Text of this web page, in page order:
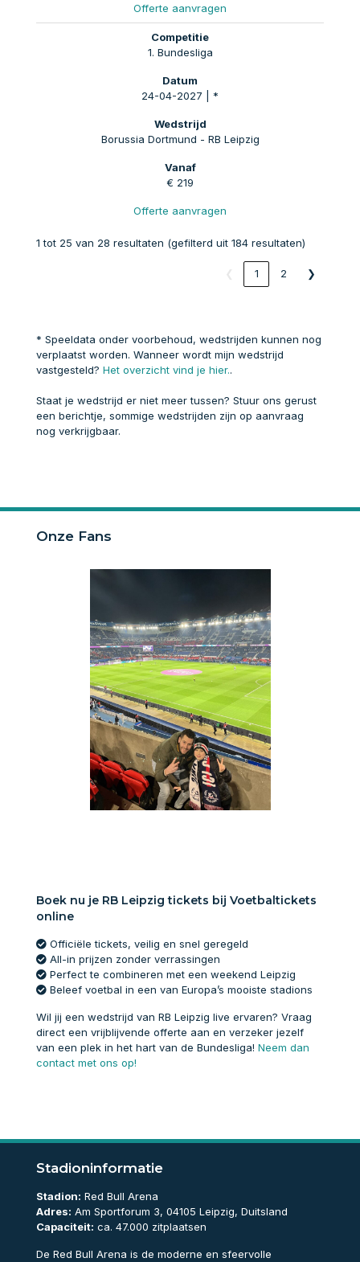
Offerte aanvragen
1. Bundesliga
24-04-2027 | *
Borussia Dortmund - RB Leipzig
€ 219
Offerte aanvragen
1 tot 25 van 28 resultaten (gefilterd uit 184 resultaten)
1 2 ❯
* Speeldata onder voorbehoud, wedstrijden kunnen nog
verplaatst worden. Wanneer wordt mijn wedstrijd
vastgesteld? Het overzicht vind je hier..
Staat je wedstrijd er niet meer tussen? Stuur ons gerust
een berichtje, sommige wedstrijden zijn op aanvraag
nog verkrijgbaar.
Onze Fans
Boek nu je RB Leipzig tickets bij Voetbaltickets
online
Officiële tickets, veilig en snel geregeld
All-in prijzen zonder verrassingen
Perfect te combineren met een weekend Leipzig
Beleef voetbal in een van Europa’s mooiste stadions
Wil jij een wedstrijd van RB Leipzig live ervaren? Vraag
direct een vrijblijvende offerte aan en verzeker jezelf
van een plek in het hart van de Bundesliga! Neem dan
contact met ons op!
Stadioninformatie
Stadion: Red Bull Arena
Adres: Am Sportforum 3, 04105 Leipzig, Duitsland
Capaciteit: ca. 47.000 zitplaatsen
De Red Bull Arena is de moderne en sfeervolle